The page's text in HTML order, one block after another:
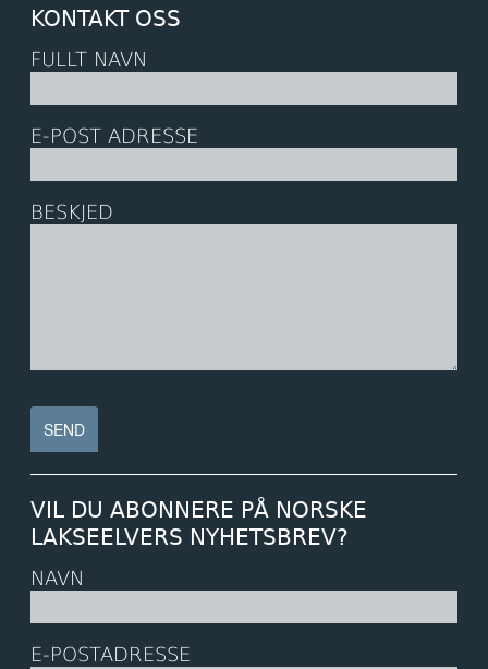
KONTAKT OSS
FULLT NAVN
E-POST ADRESSE
BESKJED
VIL DU ABONNERE PÅ NORSKE
LAKSEELVERS NYHETSBREV?
NAVN
E-POSTADRESSE